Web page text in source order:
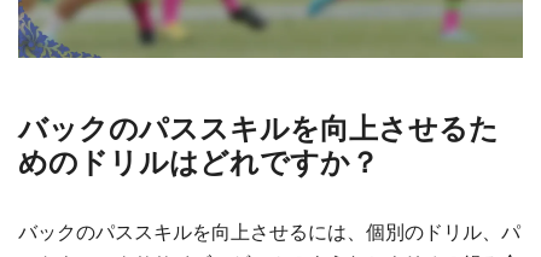
バックのパススキルを向上させるた
めのドリルはどれですか？
バックのパススキルを向上させるには、個別のドリル、パ